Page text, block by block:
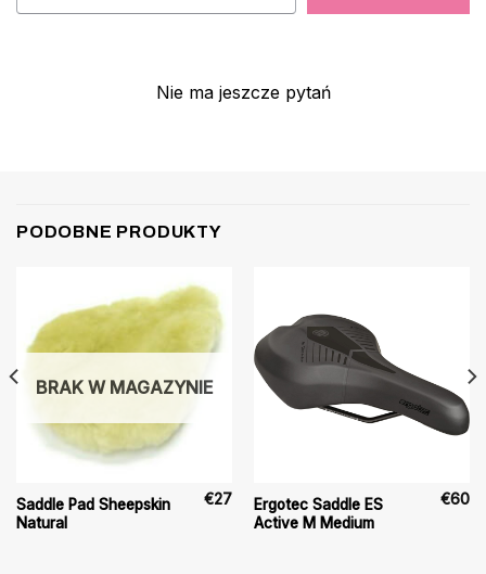
Nie ma jeszcze pytań
PODOBNE PRODUKTY
BRAK W MAGAZYNIE
Saddle Pad Sheepskin
Natural
€27
Ergotec Saddle ES
Active M Medium
€60